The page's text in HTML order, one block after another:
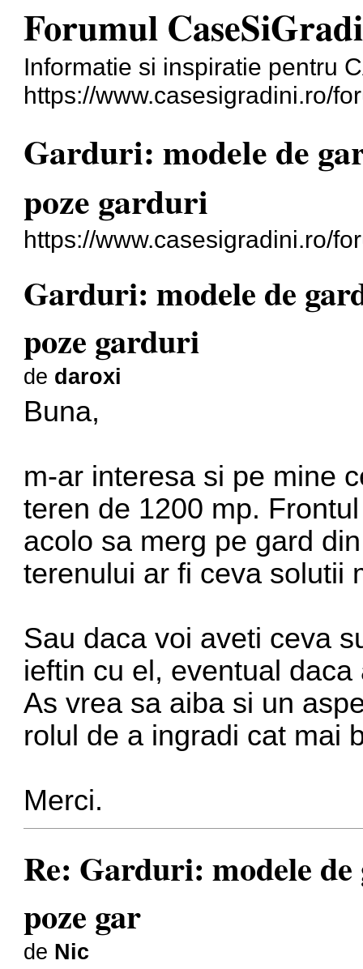
Forumul
Informatie si inspiratie pentru
https://www.casesigradini.ro/
Garduri: modele de
poze garduri
https://www.casesigradini.ro/
Garduri: modele de
poze garduri
de daroxi
Buna,
m-ar interesa si pe mine
teren de 1200 mp.
acolo sa merg pe gard
terenului ar fi ceva solutii
Sau daca voi aveti ceva
ieftin cu el, eventual
As vrea sa aiba si un
rolul de a ingradi cat mai
Merci.
Re: Garduri: modele
poze gar
de Nic